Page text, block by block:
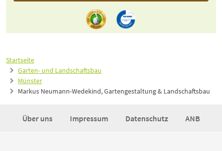
Startseite
Garten- und Landschaftsbau
Münster
Markus Neumann-Wedekind, Gartengestaltung & Landschaftsbau
Über uns Impressum Datenschutz ANB